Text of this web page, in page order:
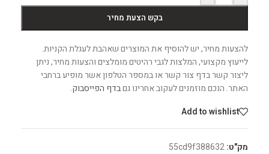
בקש הצעת מחיר
להצעות מחיר, יש להוסיף את המוצרים שאהבת לעגלת הקניות.
לייעוץ מקצועי, המלצות לגבי רהיטים מומלצים והצעות מחיר, ניתן
ליצור קשר בדף צור קשר או במספר הטלפון אשר מופיע ברחבי
האתר. הנכם מוזמנים לעקוב אחרינו גםבדף הפייסבוק.
Add to wishlist
מק"ט:55cd9f388632